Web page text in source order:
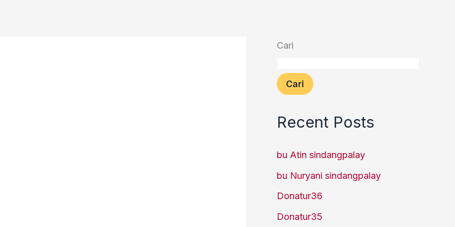
Cari
Cari
Recent Posts
bu Atin sindangpalay
bu Nuryani sindangpalay
Donatur36
Donatur35